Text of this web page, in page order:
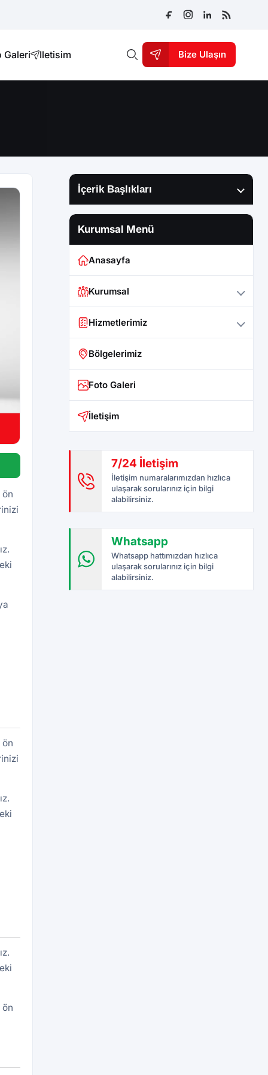
Galeri Iletisim Bize Ulaşın
İçerik Başlıkları
Kurumsal Menü
Anasayfa
Kurumsal
Hizmetlerimiz
Bölgelerimiz
Foto Galeri
İletişim
7/24 İletişim
İletişim numaralarımızdan hızlıca
ulaşarak sorularınız için bilgi
alabilirsiniz.
Whatsapp
Whatsapp hattımızdan hızlıca
ulaşarak sorularınız için bilgi
alabilirsiniz.